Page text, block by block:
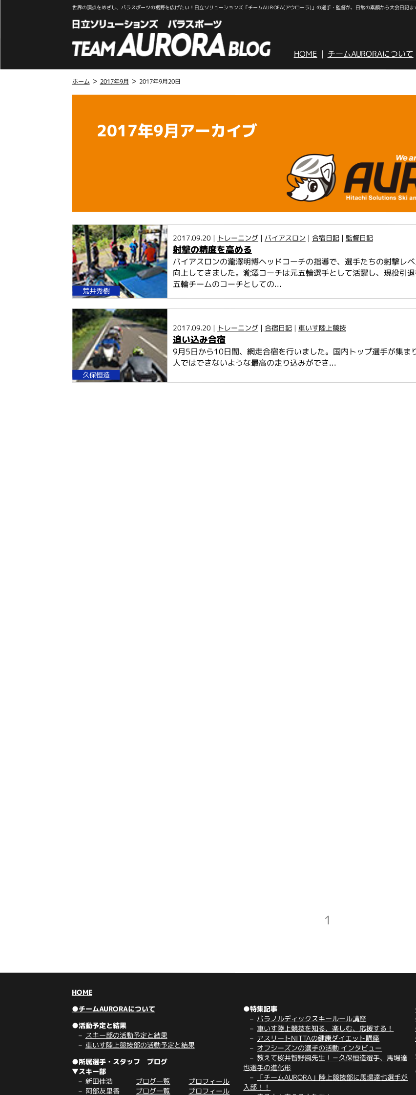
世界の頂点をめざし、パラスポーツの裾野を広げたい！日立ソリューションズ「チームAUROEA(アウローラ)」の選手・監督が、日常の素顔から大会日記ま
HOME チームAURORAについて
ホーム > 2017年9月 > 2017年9月20日
2017年9月アーカイブ
荒井秀樹
2017.09.20 | トレーニング| バイアスロン | 合宿日記| 監督日記
射撃の精度を高める
バイアスロンの瀧澤明博ヘッドコーチの指導で、選手たちの射撃レ
向上してきました。瀧澤コーチは元五輪選手として活躍し、現役引
五輪チームのコーチとしての...
久保恒造
2017.09.20 | トレーニング| 合宿日記| 車いす陸上競技
追い込み合宿
9月5日から10日間、網走合宿を行いました。国内トップ選手が集ま
人ではできないような最高の走り込みができ...
1
HOME
●チームAURORAについて
●活動予定と結果
スキー部の活動予定と結果
車いす陸上競技部の活動予定と結果
●所属選手・スタッフ ブログ
▼スキー部
新田佳浩 ブログ一覧 プロフィール
阿部友里香 ブログ一覧 プロフィール
●特集記事
パラノルディックスキールール講座
車いす陸上競技を知る、楽しむ、応援する！
アスリートNITTAの健康ダイエット講座
オフシーズンの選手の活動 インタビュー
教えて桜井智野風先生！－久保恒造選手、馬場達
也選手の進化形
「チームAURORA」陸上競技部に馬場達也選手が
入部！！